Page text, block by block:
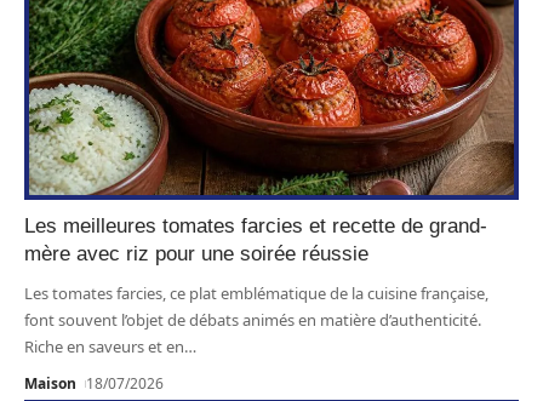
Les meilleures tomates farcies et recette de grand-
mère avec riz pour une soirée réussie
Les tomates farcies, ce plat emblématique de la cuisine française,
font souvent l’objet de débats animés en matière d’authenticité.
Riche en saveurs et en…
Maison 18/07/2026